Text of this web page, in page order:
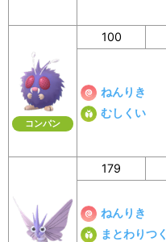
コンパン
100
ねんりき
むしくい
179
ねんりき
まとわりつく